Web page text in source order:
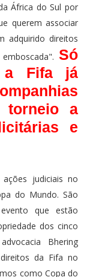
África do Sul por
querem associar
adquirido direitos
Só
a Fifa já
torneio a
e
judiciais no
do Mundo. São
que estão
dos cinco
Bhering
da Fifa no
como Copa do